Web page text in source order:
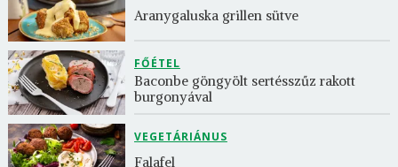
Aranygaluska grillen sütve
FŐÉTEL
Baconbe göngyölt sertésszűz rakott
burgonyával
VEGETÁRIÁNUS
Falafel